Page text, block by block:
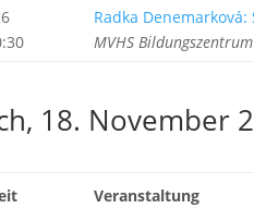
Radka
MVHS
18. November
Veranstaltung